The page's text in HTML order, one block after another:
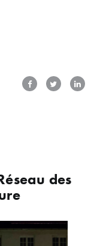
des